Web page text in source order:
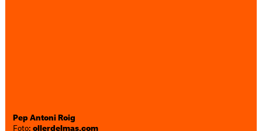
Pep Antoni Roig
Foto:ollerdelmas.com